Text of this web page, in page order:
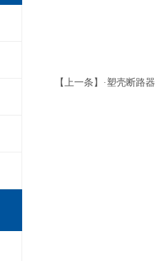
【上一条】·塑壳断路器